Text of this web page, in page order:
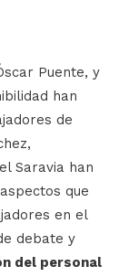
Puente, y
han
de
Saravia han
que
en el
debate y
del personal